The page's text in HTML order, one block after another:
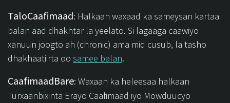
TaloCaafimaad: Halkaan waxaad ka sameysan kartaa
balan aad dhakhtar la yeelato. Si lagaaga caawiyo
xanuun joogto ah (chronic) ama mid cusub, la tasho
dhakhaatiirta oo samee balan.
CaafimaadBare: Waxaan ka heleesaa halkaan
Turxaanbixinta Erayo Caafimaad iyo Mowduucyo